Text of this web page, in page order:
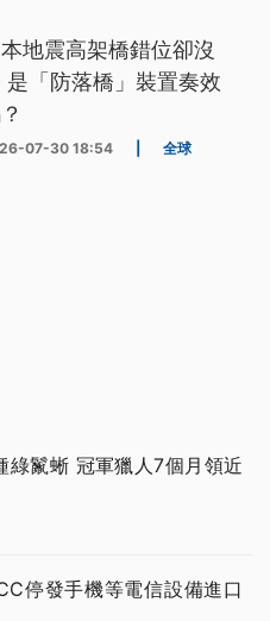
地震高架橋錯位卻沒
是「防落橋」裝置奏效
07-30 18:54 全球
綠鬣蜥 冠軍獵人7個月領近
停發手機等電信設備進口